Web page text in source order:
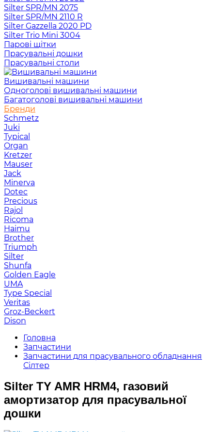
Silter SPR/MN 2075
Silter SPR/MN 2110 R
Silter Gazzella 2020 PD
Silter Trio Mini 3004
Парові щітки
Прасувальні дошки
Прасувальні столи
Вишивальні машини
Одноголові вишивальні машини
Багатоголові вишивальні машини
Бренди
Schmetz
Juki
Typical
Organ
Kretzer
Mauser
Jack
Minerva
Dotec
Precious
Rajol
Ricoma
Haimu
Brother
Triumph
Silter
Shunfa
Golden Eagle
UMA
Type Special
Veritas
Groz-Beckert
Dison
Головна
Запчастини
Запчастини для прасувального обладнання
Сілтер
Silter TY AMR HRM4, газовий
амортизатор для прасувальної
дошки